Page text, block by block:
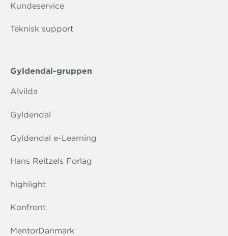
Kundeservice
Teknisk support
Gyldendal-gruppen
Alvilda
Gyldendal
Gyldendal e-Learning
Hans Reitzels Forlag
highlight
Konfront
MentorDanmark